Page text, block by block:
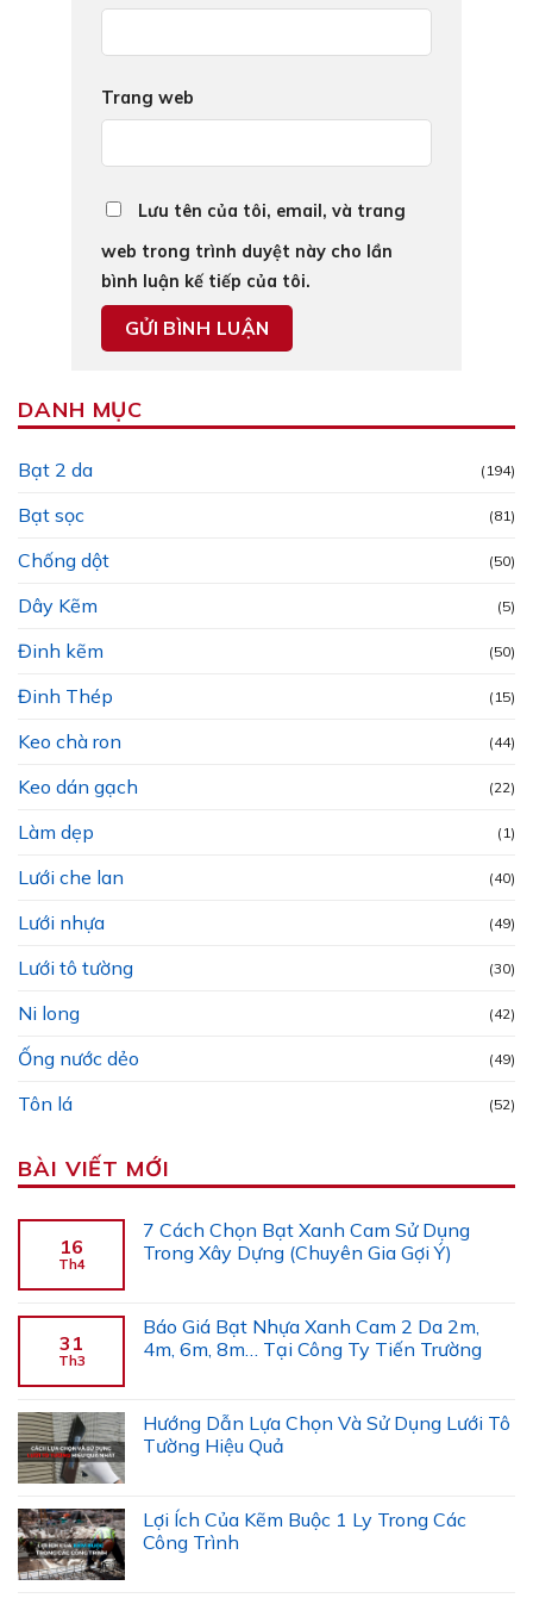
Trang web
Lưu tên của tôi, email, và trang
web trong trình duyệt này cho lần
bình luận kế tiếp của tôi.
DANH MỤC
Bạt 2 da (194)
Bạt sọc (81)
Chống dột (50)
Dây Kẽm (5)
Đinh kẽm (50)
Đinh Thép (15)
Keo chà ron (44)
Keo dán gạch (22)
Làm dẹp (1)
Lưới che lan (40)
Lưới nhựa (49)
Lưới tô tường (30)
Ni long (42)
Ống nước dẻo (49)
Tôn lá (52)
BÀI VIẾT MỚI
16
Th4
7 Cách Chọn Bạt Xanh Cam Sử Dụng
Trong Xây Dựng (Chuyên Gia Gợi Ý)
31
Th3
Báo Giá Bạt Nhựa Xanh Cam 2 Da 2m,
4m, 6m, 8m… Tại Công Ty Tiến Trường
Hướng Dẫn Lựa Chọn Và Sử Dụng Lưới Tô
Tường Hiệu Quả
Lợi Ích Của Kẽm Buộc 1 Ly Trong Các
Công Trình